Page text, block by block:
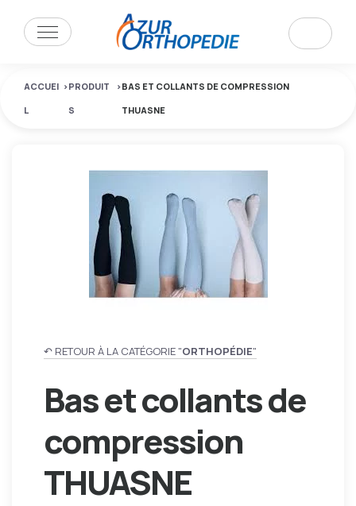
ACCUEI
L
>PRODUIT
S
>BAS ET COLLANTS DE COMPRESSION
THUASNE
↶ RETOUR À LA CATÉGORIE "ORTHOPÉDIE"
Bas et collants de
compression
THUASNE